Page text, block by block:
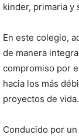
kinder, primaria y
En este colegio,
de manera
compromiso por
hacia los más
proyectos de vida.
Conducido por